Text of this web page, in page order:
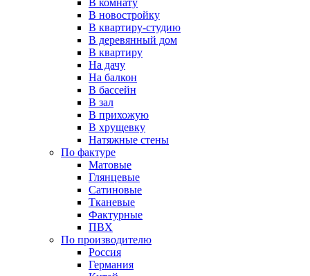
В комнату
В новостройку
В квартиру-студию
В деревянный дом
В квартиру
На дачу
На балкон
В бассейн
В зал
В прихожую
В хрущевку
Натяжные стены
По фактуре
Матовые
Глянцевые
Сатиновые
Тканевые
Фактурные
ПВХ
По производителю
Россия
Германия